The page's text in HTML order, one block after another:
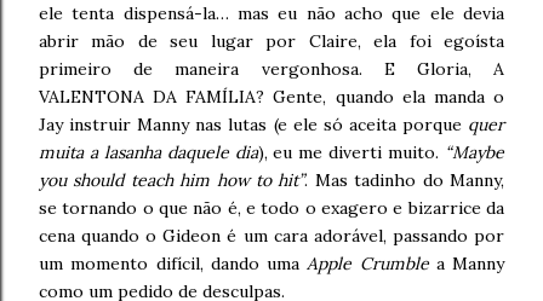
ele tenta dispensá-la… mas eu não acho que ele devia
abrir mão de seu lugar por Claire, ela foi egoísta
primeiro de maneira vergonhosa. E Gloria, A
VALENTONA DA FAMÍLIA? Gente, quando ela manda o
Jay instruir Manny nas lutas (e ele só aceita porque quer
muita a lasanha daquele dia), eu me diverti muito. “Maybe
you should teach him how to hit”. Mas tadinho do Manny,
se tornando o que não é, e todo o exagero e bizarrice da
cena quando o Gideon é um cara adorável, passando por
um momento difícil, dando umaApple Crumblea Manny
como um pedido de desculpas.